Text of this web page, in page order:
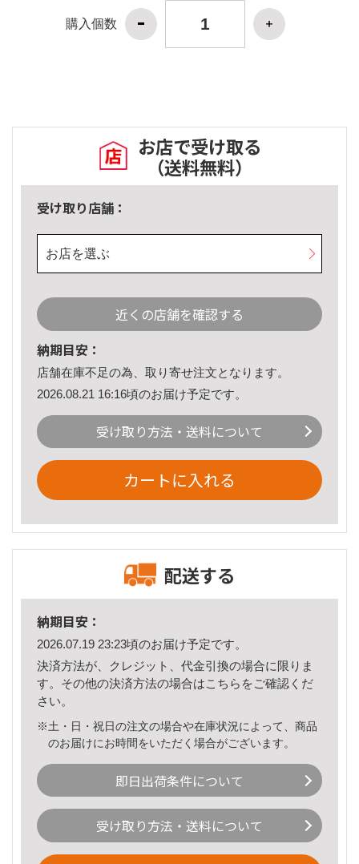
購入個数
お店で受け取る
（送料無料）
受け取り店舗：
お店を選ぶ
近くの店舗を確認する
納期目安：
店舗在庫不足の為、取り寄せ注文となります。
2026.08.21 16:16頃のお届け予定です。
受け取り方法・送料について
カートに入れる
配送する
納期目安：
2026.07.19 23:23頃のお届け予定です。
決済方法が、クレジット、代金引換の場合に限りま
す。その他の決済方法の場合はこちら をご確認くだ
さい。
※土・日・祝日の注文の場合や在庫状況によって、商品
のお届けにお時間をいただく場合がございます。
即日出荷条件について
受け取り方法・送料について